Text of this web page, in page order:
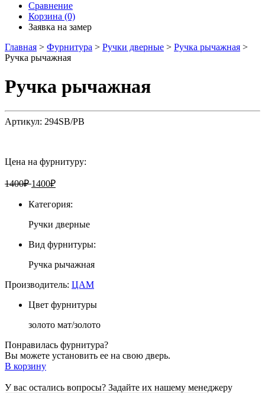
Сравнение
Корзина (0)
Заявка на замер
Главная > Фурнитура > Ручки дверные > Ручка рычажная >
Ручка рычажная
Ручка рычажная
Артикул: 294SB/PB
Цена на фурнитуру:
1400₽ 1400₽
Категория:
Ручки дверные
Вид фурнитуры:
Ручка рычажная
Производитель: ЦАМ
Цвет фурнитуры
золото мат/золото
Понравилась фурнитура?
Вы можете установить ее на свою дверь.
В корзину
У вас остались вопросы? Задайте их нашему менеджеру